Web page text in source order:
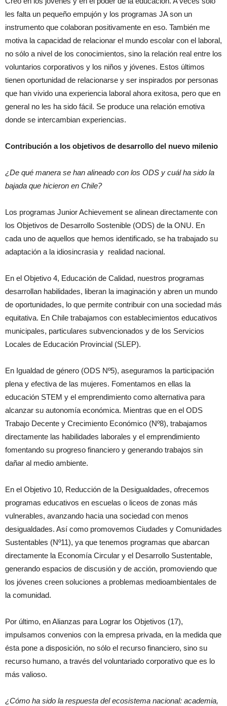
les falta un pequeño empujón y los programas JA son un
instrumento que colaboran positivamente en eso. También me
motiva la capacidad de relacionar el mundo escolar con el laboral,
no sólo a nivel de los conocimientos, sino la relación real entre los
voluntarios corporativos y los niños y jóvenes. Estos últimos
tienen oportunidad de relacionarse y ser inspirados por personas
que han vivido una experiencia laboral ahora exitosa, pero que en
general no les ha sido fácil. Se produce una relación emotiva
donde se intercambian experiencias.
Contribución a los objetivos de desarrollo del nuevo milenio
¿De qué manera se han alineado con los ODS y cuál ha sido la
bajada que hicieron en Chile?
Los programas Junior Achievement se alinean directamente con
los Objetivos de Desarrollo Sostenible (ODS) de la ONU. En
cada uno de aquellos que hemos identificado, se ha trabajado su
adaptación a la idiosincrasia y realidad nacional.
En el Objetivo 4, Educación de Calidad, nuestros programas
desarrollan habilidades, liberan la imaginación y abren un mundo
de oportunidades, lo que permite contribuir con una sociedad más
equitativa. En Chile trabajamos con establecimientos educativos
municipales, particulares subvencionados y de los Servicios
Locales de Educación Provincial (SLEP).
En Igualdad de género (ODS Nº5), aseguramos la participación
plena y efectiva de las mujeres. Fomentamos en ellas la
educación STEM y el emprendimiento como alternativa para
alcanzar su autonomía económica. Mientras que en el ODS
Trabajo Decente y Crecimiento Económico (Nº8), trabajamos
directamente las habilidades laborales y el emprendimiento
fomentando su progreso financiero y generando trabajos sin
dañar al medio ambiente.
En el Objetivo 10, Reducción de la Desigualdades, ofrecemos
programas educativos en escuelas o liceos de zonas más
vulnerables, avanzando hacia una sociedad con menos
desigualdades. Así como promovemos Ciudades y Comunidades
Sustentables (Nº11), ya que tenemos programas que abarcan
directamente la Economía Circular y el Desarrollo Sustentable,
generando espacios de discusión y de acción, promoviendo que
los jóvenes creen soluciones a problemas medioambientales de
la comunidad.
Por último, en Alianzas para Lograr los Objetivos (17),
impulsamos convenios con la empresa privada, en la medida que
ésta pone a disposición, no sólo el recurso financiero, sino su
recurso humano, a través del voluntariado corporativo que es lo
más valioso.
¿Cómo ha sido la respuesta del ecosistema nacional: academia,